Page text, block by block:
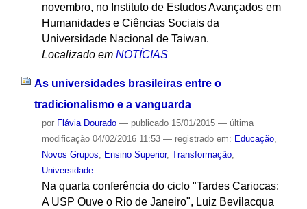
novembro, no Instituto de Estudos Avançados em
Humanidades e Ciências Sociais da
Universidade Nacional de Taiwan.
Localizado em NOTÍCIAS
As universidades brasileiras entre o
tradicionalismo e a vanguarda
por Flávia Dourado — publicado15/01/2015 — última
modificação04/02/2016 11:53 — registrado em: Educação,
Novos Grupos, Ensino Superior, Transformação,
Universidade
Na quarta conferência do ciclo "Tardes Cariocas:
A USP Ouve o Rio de Janeiro", Luiz Bevilacqua